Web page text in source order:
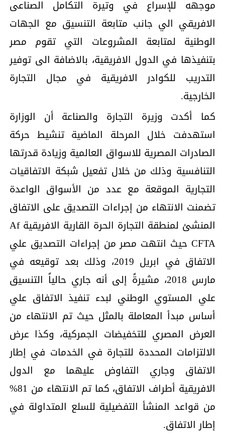
موجهه للإسراع في وتيرة التكامل الصناعى
الافريقي الي جانب متابعة التنسيق مع الجهات
الوطنية لمتابعة المشروعات التي تقوم مصر
بتنفيذها في الدول الافريقية، بالاضافة الى توفير
التدريب للكوادر الافريقية في مجال التجارة
الخارجية.
كما أكدت وزيرة التجارة والصناعة أن الوزارة
استهدفت خلال المرحلة الماضية تنشيط حركة
الصادرات المصرية للاسواق العالمية وزيادة قدرتها
التنافسية وذلك من خلال تفعيل شبكة الاتفاقيات
التجارية الموقعة مع عدد من الأسواق الواعدة
تضمنت الانتهاء من إجراءات التصديق على الاتفاق
المنشئ لمنطقة التجارة الحرة القارية الافريقية Af
CFTA حيث انتهت مصر من إجراءات التصديق علي
الاتفاق في ابريل 2019، وذلك بعد توقيعه في
مارس 2018، مشيرةً إلى أنه جاري حالياً التنسيق
علي المستوي الوطني لبدء تنفيذ الاتفاق علي
أساس مبدأ المعاملة بالمثل حيث تم الانتهاء من
العرض المصري للتخفيضات الجمركية، وكذا عرض
الالتزامات المحددة للتجارة في الخدمات في إطار
الاتفاق وجاري التفاوض عليهما مع الدول
الافريقية أطراف الاتفاق، كما تم الانتهاء من 81%
من قواعد المنشأ التفضيلية للسلع المتداولة في
إطار الاتفاق.